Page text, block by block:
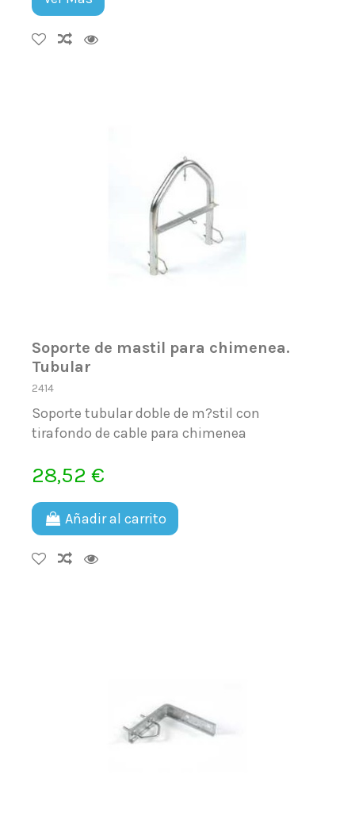
Soporte de mastil para chimenea.
Tubular
2414
Soporte tubular doble de m?stil con
tirafondo de cable para chimenea
28,52 €
Añadir al carrito